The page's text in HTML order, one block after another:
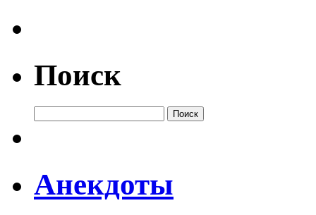
Поиск
Анекдоты